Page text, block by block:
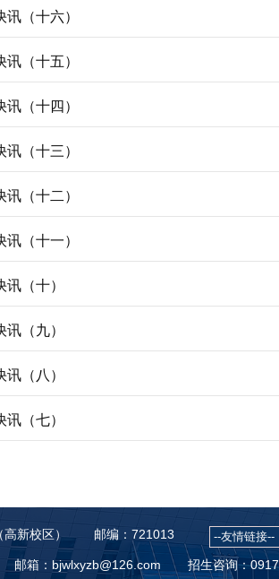
（十六）
（十五）
（十四）
（十三）
（十二）
（十一）
（十）
（九）
（八）
（七）
高新校区） 邮编：721013
邮箱：bjwlxyzb@126.com 招生咨询：